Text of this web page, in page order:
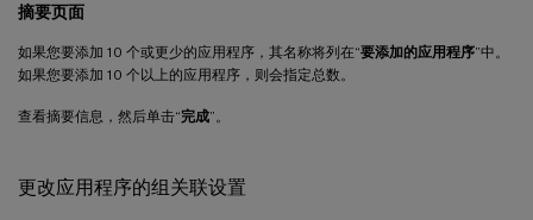
摘要页面
如果您要添加 10 个或更少的应用程序，其名称将列在“要添加的应用程序”中。
如果您要添加 10 个以上的应用程序，则会指定总数。
查看摘要信息，然后单击“完成”。
更改应用程序的组关联设置